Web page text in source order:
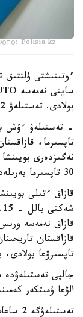
Polisia.kz
بولادى. تەستىلەۋ 22 -تامىزدا وتەدى.
تاپسىرما،
30 تاپسىرما بەرىلەدى،-دەلىنگەن ورتالىق حابارلاماسىندا.
قازاق ءتىلى
قازاقستان
تاپسىرۋعا
الۋعا ۇمىتكەر كەمىندە 50 بالل جيناۋى